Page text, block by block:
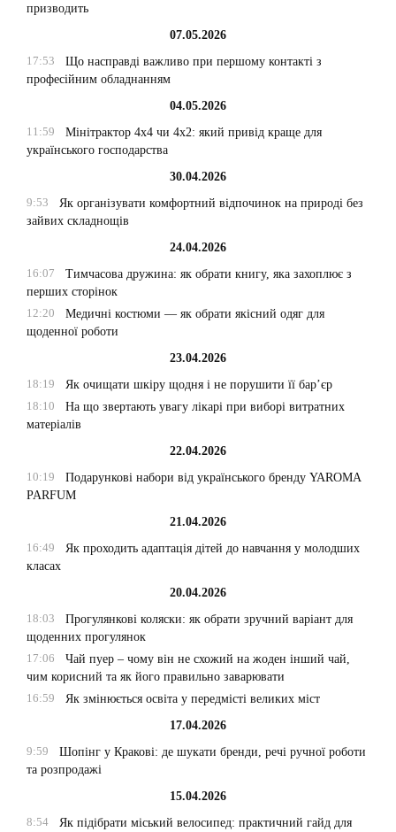
призводить
07.05.2026
17:53
Що насправді важливо при першому контакті з
професійним обладнанням
04.05.2026
11:59
Мінітрактор 4х4 чи 4х2: який привід краще для
українського господарства
30.04.2026
9:53
Як організувати комфортний відпочинок на природі без
зайвих складнощів
24.04.2026
16:07
Тимчасова дружина: як обрати книгу, яка захоплює з
перших сторінок
12:20
Медичні костюми — як обрати якісний одяг для
щоденної роботи
23.04.2026
18:19
Як очищати шкіру щодня і не порушити її бар’єр
18:10
На що звертають увагу лікарі при виборі витратних
матеріалів
22.04.2026
10:19
Подарункові набори від українського бренду YAROMA
PARFUM
21.04.2026
16:49
Як проходить адаптація дітей до навчання у молодших
класах
20.04.2026
18:03
Прогулянкові коляски: як обрати зручний варіант для
щоденних прогулянок
17:06
Чай пуер – чому він не схожий на жоден інший чай,
чим корисний та як його правильно заварювати
16:59
Як змінюється освіта у передмісті великих міст
17.04.2026
9:59
Шопінг у Кракові: де шукати бренди, речі ручної роботи
та розпродажі
15.04.2026
8:54
Як підібрати міський велосипед: практичний гайд для